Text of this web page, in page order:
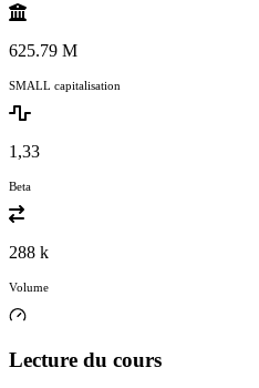
625.79 M
SMALL capitalisation
1,33
Beta
288 k
Volume
Lecture du cours